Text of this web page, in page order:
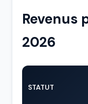
Revenus
2026
STATUT